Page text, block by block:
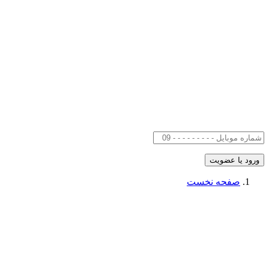
صفحه نخست